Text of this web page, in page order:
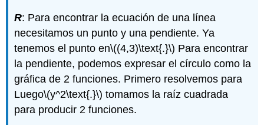
Ejercicio
6:
Ejercicio
Ejercicio
8:
Ejercicio
9:
R: Para encontrar la ecuación de una línea
necesitamos un punto y una pendiente. Ya
tenemos el punto en\((4,3)\text{.}\) Para encontrar
la pendiente, podemos expresar el círculo como la
gráfica de 2 funciones. Primero resolvemos para
Luego\(y^2\text{.}\) tomamos la raíz cuadrada
para producir 2 funciones.